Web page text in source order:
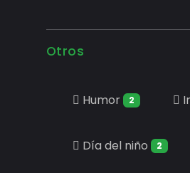
Otros
Humor 2
Día del niño 2